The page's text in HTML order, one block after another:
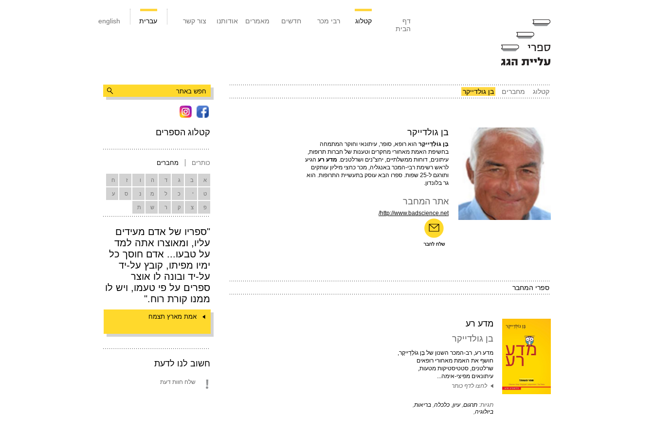
english עברית צור קשר אודותנו מאמרים חדשים רבי מכר קטלוג
דף
הבית
קטלוג הספרים
כותרים מחברים
א ב ג ד ה ו ז ח
ט י כ ל מ נ ס ע
פ צ ק ר ש ת
"ספריו של אדם מעידים
עליו, ומאוצרו אתה למד
על טבעו... אדם חוסך כל
ימיו מפיתו, קובץ על-יד
על-יד ובונה לו אוצר
ספרים על פי טעמו, ויש לו
ממנו קורת רוח."
אמת מארץ תצמח
חשוב לנו לדעת
שלח חוות דעת
קטלוג מחברים בן גולדייקר
בן גולדייקר
בֶּן גוֹלְדֵייקֶר הוא רופא, סופר, עיתונאי וחוקר המתמחה
בחשיפת האמת מאחורי מחקרים וטענות של חברות תרופות,
עיתונים, דוחות ממשלתיים, יחצ"נים ושרלטנים. מדע רע הגיע
לראש רשימת רבי-המכר באנגליה, מכר כחצי מיליון עותקים
ותורגם ל-25 שפות. ספרו הבא עוסק בתעשיית התרופות. הוא
גר בלונדון.
אתר המחבר
http://www.badscience.net/
ספרי המחבר
מדע רע
בן גולדייקר
מדע רע, רב-המכר השנון של בֶּן גוֹלְדֵייקֶר,
חושף את האמת מאחורי רופאים
שרלטנים, סטטיסטיקות מטעות,
עיתונאים מפיצי-אימה...
לחצו לדף כותר
תגיות: תרגום, עיון, כלכלה, בריאות,
ביולוגיה,